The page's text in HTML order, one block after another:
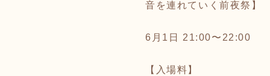
音を連れていく前夜祭】
6月1日 21:00〜22:00
【入場料】